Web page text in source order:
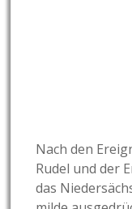
Nach den
Rudel und der
das